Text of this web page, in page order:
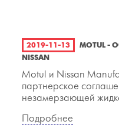
2019-11-13
MOTUL
NISSAN
Motul и Nissan
партнерское
незамерзающей
Подробнее